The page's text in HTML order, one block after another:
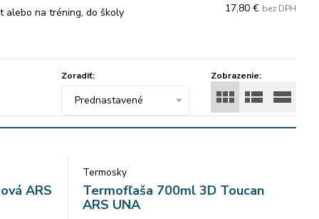
svojej fľaše o
alebo na tréning, do školy
sa dodáva v krásnom a
17,80 € bez DPH
Zobrazenie:
Zoradiť:
Prednastavené
ARS
Termosky
Termofľaša 700ml 3D Toucan
ARS UNA